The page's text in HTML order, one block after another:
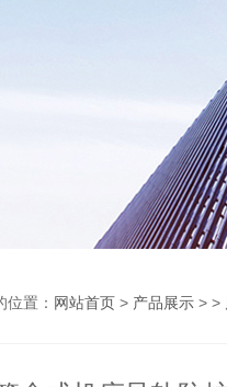
位置： 网站首页 > 产品展示 > >